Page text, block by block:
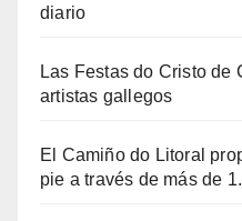
diario
Las Festas do Cristo de
artistas gallegos
El Camiño do Litoral
pie a través de más de